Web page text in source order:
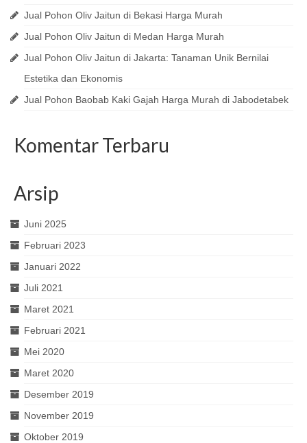
Jual Pohon Oliv Jaitun di Bekasi Harga Murah
Jual Pohon Oliv Jaitun di Medan Harga Murah
Jual Pohon Oliv Jaitun di Jakarta: Tanaman Unik Bernilai
Estetika dan Ekonomis
Jual Pohon Baobab Kaki Gajah Harga Murah di Jabodetabek
Komentar Terbaru
Arsip
Juni 2025
Februari 2023
Januari 2022
Juli 2021
Maret 2021
Februari 2021
Mei 2020
Maret 2020
Desember 2019
November 2019
Oktober 2019